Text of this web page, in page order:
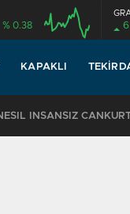
% 0.38
KAPAKLI